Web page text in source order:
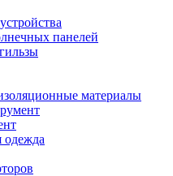
панелей
материалы
одежда